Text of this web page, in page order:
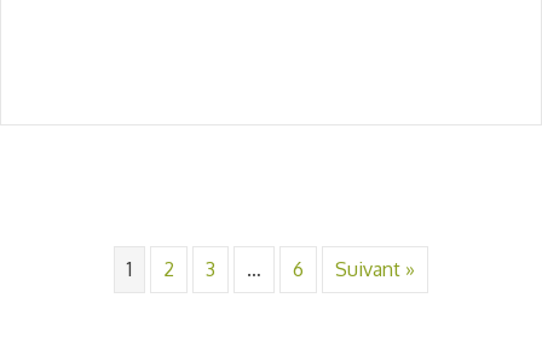
1 2 3 … 6 Suivant »